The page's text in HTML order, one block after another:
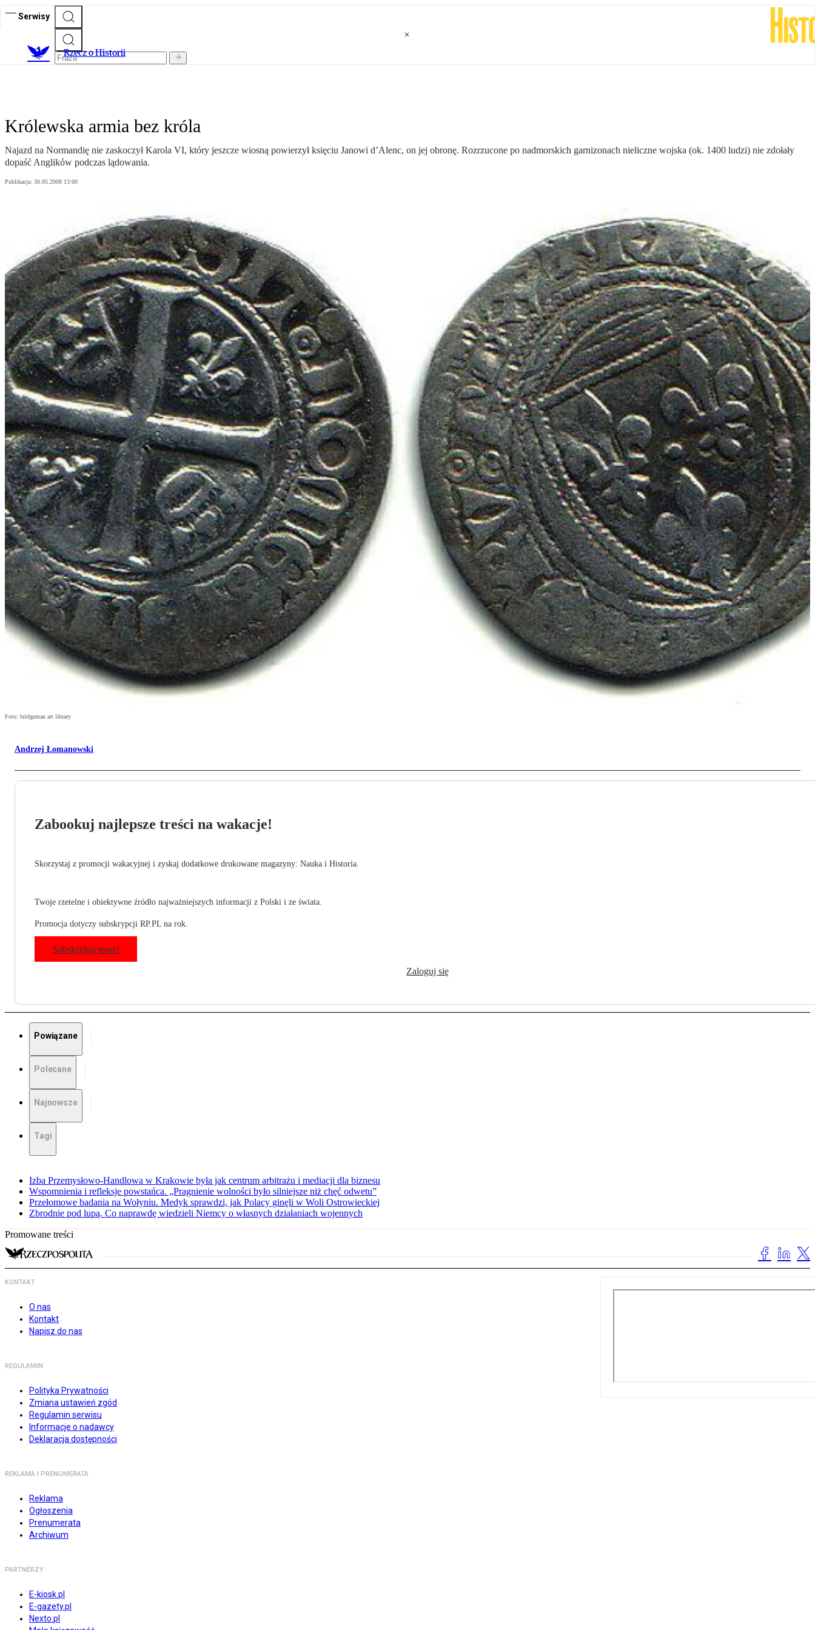
Serwisy
Rzecz o Historii
Królewska armia bez króla
Najazd na Normandię nie zaskoczył Karola VI, który jeszcze wiosną powierzył księciu Janowi d’Alenc, on jej obronę. Rozrzucone po nadmorskich garnizonach nieliczne wojska (ok. 1400 ludzi) nie zdołały
dopaść Anglików podczas lądowania.
Publikacja: 30.05.2008 13:00
Foto: bridgeman art library
Andrzej Łomanowski
Zabookuj najlepsze treści na wakacje!
Skorzystaj z promocji wakacyjnej i zyskaj dodatkowe drukowane magazyny: Nauka i Historia.
Twoje rzetelne i obiektywne źródło najważniejszych informacji z Polski i ze świata.
Promocja dotyczy subskrypcji RP.PL na rok.
Subskrybuj teraz!
Zaloguj się
Powiązane
Polecane
Najnowsze
Tagi
Izba Przemysłowo-Handlowa w Krakowie była jak centrum arbitrażu i mediacji dla biznesu
Wspomnienia i refleksje powstańca. „Pragnienie wolności było silniejsze niż chęć odwetu”
Przełomowe badania na Wołyniu. Medyk sprawdzi, jak Polacy ginęli w Woli Ostrowieckiej
Zbrodnie pod lupą. Co naprawdę wiedzieli Niemcy o własnych działaniach wojennych
Promowane treści
KONTAKT
O nas
Kontakt
Napisz do nas
REGULAMIN
Polityka Prywatności
Zmiana ustawień zgód
Regulamin serwisu
Informacje o nadawcy
Deklaracja dostępności
REKLAMA I PRENUMERATA
Reklama
Ogłoszenia
Prenumerata
Archiwum
PARTNERZY
E-kiosk.pl
E-gazety.pl
Nexto.pl